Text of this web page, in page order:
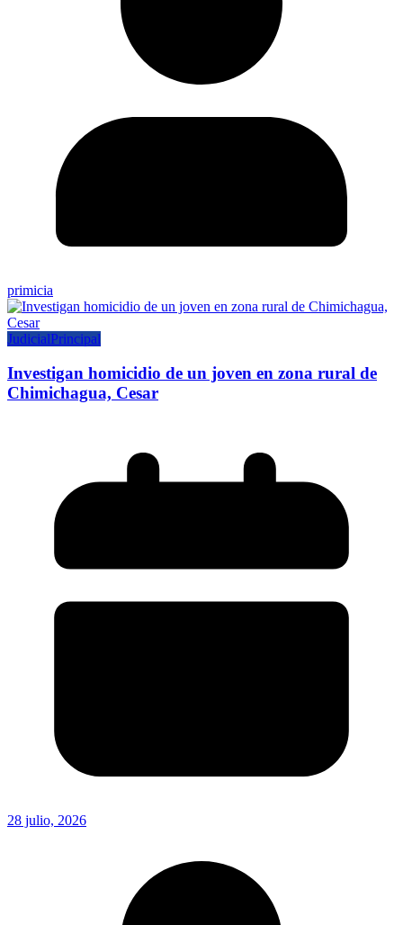
primicia
JudicialPrincipal
Investigan homicidio de un joven en zona rural de
Chimichagua, Cesar
28 julio, 2026